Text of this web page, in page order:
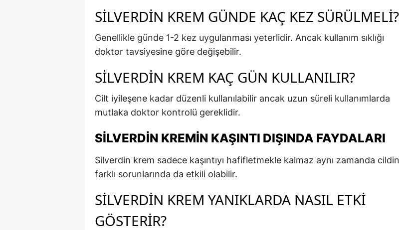
SILVERDIN KREM GÜNDE KAÇ KEZ SÜRÜLMELI?
Genellikle günde 1-2 kez uygulanması yeterlidir. Ancak kullanım sıklığı
doktor tavsiyesine göre değişebilir.
SILVERDIN KREM KAÇ GÜN KULLANILIR?
Cilt iyileşene kadar düzenli kullanılabilir ancak uzun süreli kullanımlarda
mutlaka doktor kontrolü gereklidir.
SILVERDIN KREMIN KAŞINTI DIŞINDA FAYDALARI
Silverdin krem sadece kaşıntıyı hafifletmekle kalmaz aynı zamanda cildin
farklı sorunlarında da etkili olabilir.
SILVERDIN KREM YANIKLARDA NASIL ETKI
GÖSTERIR?